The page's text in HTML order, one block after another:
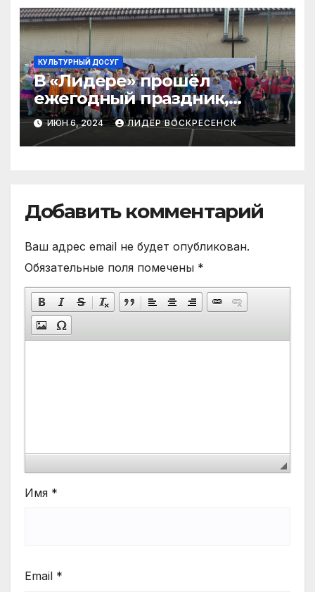
КУЛЬТУРНЫЙ ДОСУГ
В «Лидере» прошёл
ежегодный праздник,
посвящённый Дню защиты
детей
ИЮН 6, 2024 ЛИДЕР ВОСКРЕСЕНСК
Добавить комментарий
Ваш адрес email не будет опубликован.
Обязательные поля помечены *
Имя *
Email *